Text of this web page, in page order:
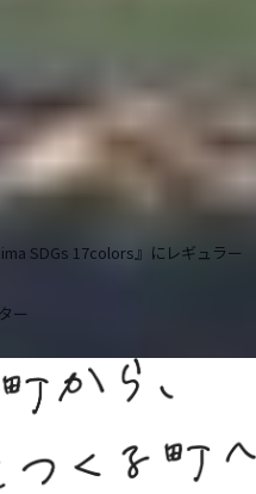
SDGs 17colors』にレギュラー
ー